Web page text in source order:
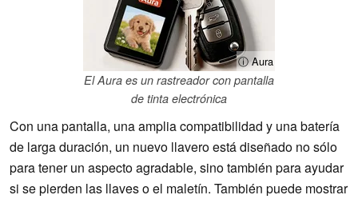
ⓘ Aura
El Aura es un rastreador con pantalla
de tinta electrónica
Con una pantalla, una amplia compatibilidad y una batería
de larga duración, un nuevo llavero está diseñado no sólo
para tener un aspecto agradable, sino también para ayudar
si se pierden las llaves o el maletín. También puede mostrar